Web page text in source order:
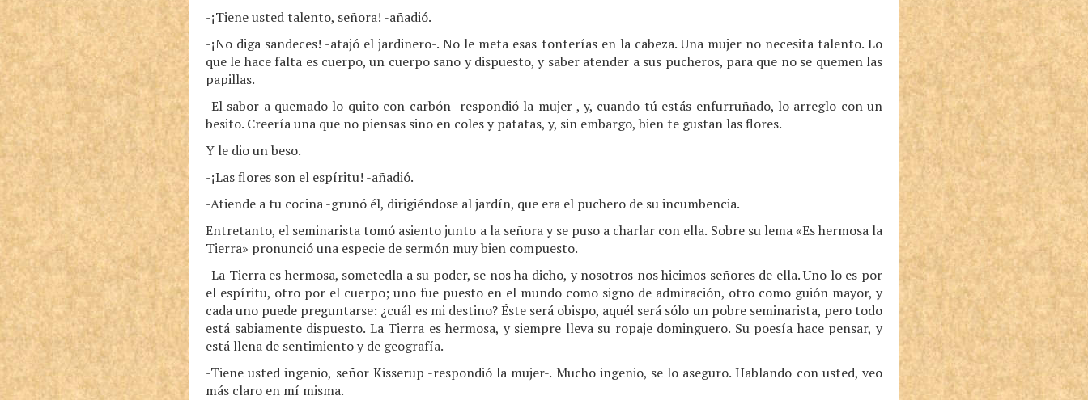
-¡Tiene usted talento, señora! -añadió.
-¡No diga sandeces! -atajó el jardinero-. No le meta esas tonterías en la cabeza. Una mujer no necesita talento. Lo
que le hace falta es cuerpo, un cuerpo sano y dispuesto, y saber atender a sus pucheros, para que no se quemen las
papillas.
-El sabor a quemado lo quito con carbón -respondió la mujer-, y, cuando tú estás enfurruñado, lo arreglo con un
besito. Creería una que no piensas sino en coles y patatas, y, sin embargo, bien te gustan las flores.
Y le dio un beso.
-¡Las flores son el espíritu! -añadió.
-Atiende a tu cocina -gruñó él, dirigiéndose al jardín, que era el puchero de su incumbencia.
Entretanto, el seminarista tomó asiento junto a la señora y se puso a charlar con ella. Sobre su lema «Es hermosa la
Tierra» pronunció una especie de sermón muy bien compuesto.
-La Tierra es hermosa, sometedla a su poder, se nos ha dicho, y nosotros nos hicimos señores de ella. Uno lo es por
el espíritu, otro por el cuerpo; uno fue puesto en el mundo como signo de admiración, otro como guión mayor, y
cada uno puede preguntarse: ¿cuál es mi destino? Éste será obispo, aquél será sólo un pobre seminarista, pero todo
está sabiamente dispuesto. La Tierra es hermosa, y siempre lleva su ropaje dominguero. Su poesía hace pensar, y
está llena de sentimiento y de geografía.
-Tiene usted ingenio, señor Kisserup -respondió la mujer-. Mucho ingenio, se lo aseguro. Hablando con usted, veo
más claro en mí misma.